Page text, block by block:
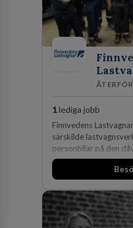
1lediga jobb
Finnvedens
särskilde
personbilar på den
huvudanläggningen i
man expanderat
den största privata
Lastvagnar och finns
orter i södra Sverige.